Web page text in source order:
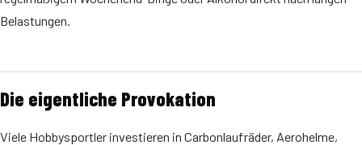
Belastungen.
Die eigentliche Provokation
Viele Hobbysportler investieren in Carbonlaufräder, Aerohelme,